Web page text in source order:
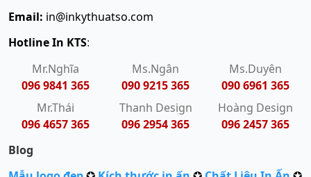
Email: in@inkythuatso.com
Hotline In KTS:
Mr.Nghĩa
096 9841 365
Ms.Ngân
090 9215 365
Ms.Duyên
090 6961 365
Mr.Thái
096 4657 365
Thanh Design
096 2954 365
Hoàng Design
096 2457 365
Blog